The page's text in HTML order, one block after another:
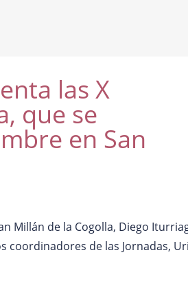
las X
que se
en San
Millán de la Cogolla, Diego
coordinadores de las Jornadas,